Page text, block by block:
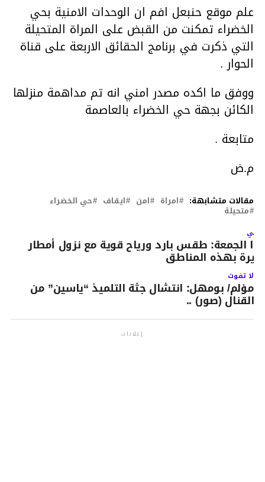
علم موقع حنبعل افم ان الوحدات الامنية بحي
الخضراء تمكنت من القبض على المراة المتحيلة
التي ذكرت في برنامج الحقائق الاربعة على قناة
الحوار .
ووفق ما اكده مصدر امني انه تم مداهمة منزلها
الكائن بجهة حي الخضراء بالعاصمة
متابعة .
م.ض
مقالات متشابهة: امراة امن ايقاف حي الخضراء
متحيلة
الجمعة: طقس بارد ورياح قوية مع نزول أمطار
بهذه المناطق
لا تفوت
مؤلم/ بومهل: انتشال جثة التلميذ “ياسين” من
القنال (صور) ..
إعلانات